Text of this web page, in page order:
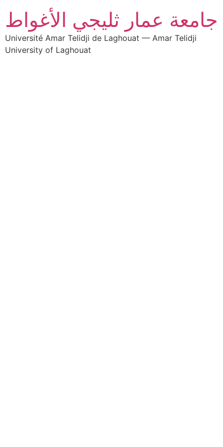
جامعة عمار ثليجي الأغواط
Université Amar Telidji de Laghouat — Amar Telidji
University of Laghouat